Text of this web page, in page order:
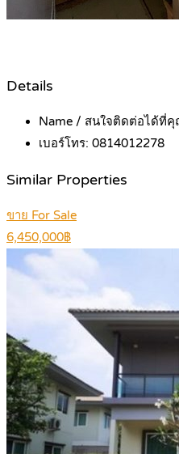
Details
Name / สนใจติดต่อได้ที่
เบอร์โทร: 0814012278
Similar Properties
ขาย For Sale
6,450,000฿